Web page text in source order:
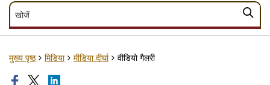
खोजें
खोजें
मुख्य पृष्ठ मिडिया मीडिया दीर्घा वीडियो गैलरी